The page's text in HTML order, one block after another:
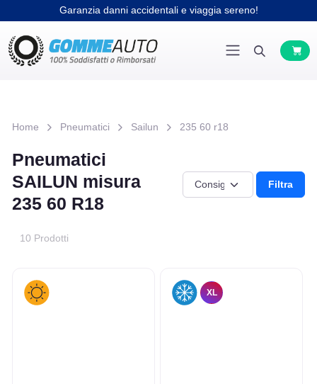
Garanzia danni accidentali e viaggia sereno!
Home Pneumatici Sailun 235 60 r18
Pneumatici
SAILUN misura
235 60 R18
Filtra
10 Prodotti
XL